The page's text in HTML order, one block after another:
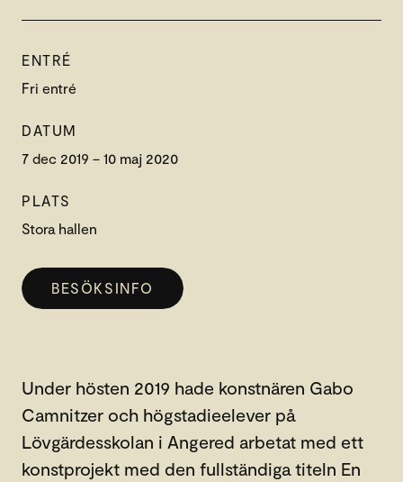
ENTRÉ
Fri entré
DATUM
7 dec 2019 – 10 maj 2020
PLATS
Stora hallen
BESÖKSINFO
Under hösten 2019 hade konstnären Gabo
Camnitzer och högstadieelever på
Lövgärdesskolan i Angered arbetat med ett
konstprojekt med den fullständiga titeln En